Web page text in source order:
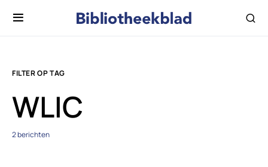
FILTER OP TAG
WLIC
2 berichten